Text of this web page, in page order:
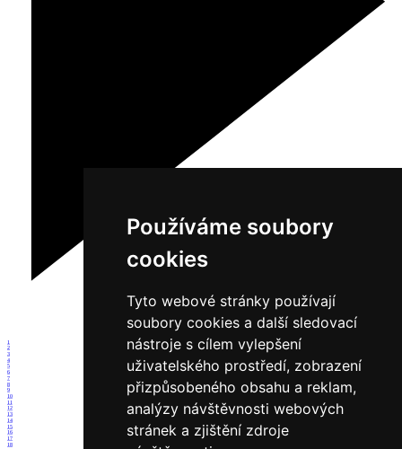
Používáme soubory
cookies
Tyto webové stránky používají
soubory cookies a další sledovací
nástroje s cílem vylepšení
uživatelského prostředí, zobrazení
přizpůsobeného obsahu a reklam,
analýzy návštěvnosti webových
stránek a zjištění zdroje
1
2
3
4
5
6
7
8
9
10
11
12
13
14
15
16
17
18